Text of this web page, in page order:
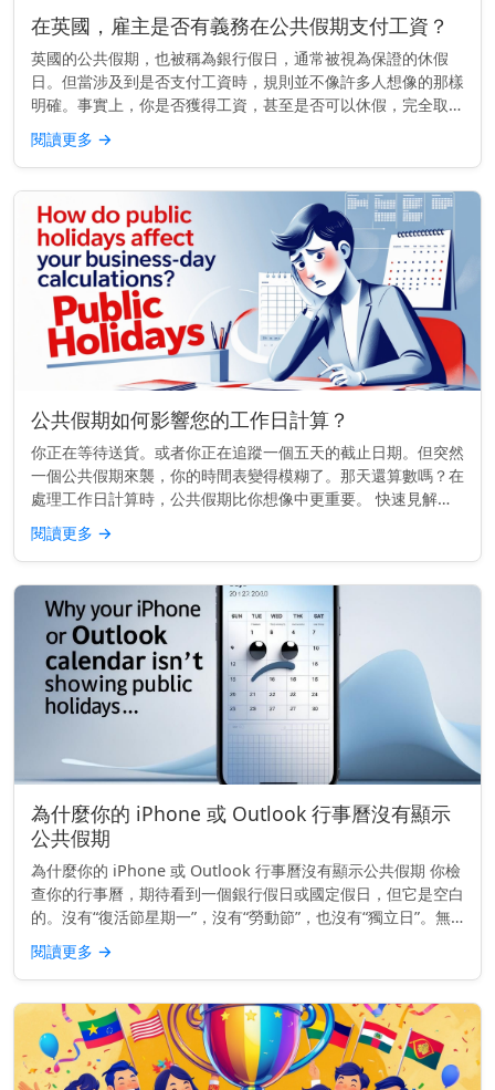
在英國，雇主是否有義務在公共假期支付工資？
英國的公共假期，也被稱為銀行假日，通常被視為保證的休假
日。但當涉及到是否支付工資時，規則並不像許多人想像的那樣
明確。事實上，你是否獲得工資，甚至是否可以休假，完全取決
於你的合約內容。 重點提示： 在英國，除非你的合約另有規
定，否則雇主法律上...
閱讀更多 →
公共假期如何影響您的工作日計算？
你正在等待送貨。或者你正在追蹤一個五天的截止日期。但突然
一個公共假期來襲，你的時間表變得模糊了。那天還算數嗎？在
處理工作日計算時，公共假期比你想像中更重要。 快速見解：
公共假期不算作工作日。它們會延長時間表，推遲截止日期，並
影響運輸、銀行...
閱讀更多 →
為什麼你的 iPhone 或 Outlook 行事曆沒有顯示
公共假期
為什麼你的 iPhone 或 Outlook 行事曆沒有顯示公共假期 你檢
查你的行事曆，期待看到一個銀行假日或國定假日，但它是空白
的。沒有“復活節星期一”，沒有“勞動節”，也沒有“獨立日”。無
論你使用的是 iPhone 還是 Outlook...
閱讀更多 →